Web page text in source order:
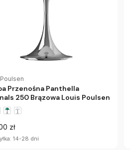
Przenośna Panthella
250 Brązowa Louis Poulsen
zł
14-28 dni